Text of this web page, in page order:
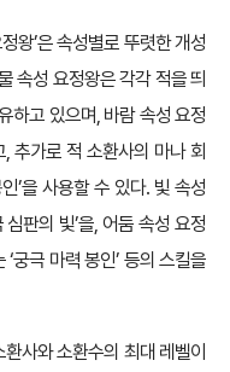
왕’은 속성별로 뚜렷한 개성
속성 요정왕은 각각 적을 띄
하고 있으며, 바람 속성 요정
추가로 적 소환사의 마나 회
’을 사용할 수 있다. 빛 속성
판의 빛’을, 어둠 속성 요정
궁극 마력 봉인’ 등의 스킬을
사와 소환수의 최대 레벨이